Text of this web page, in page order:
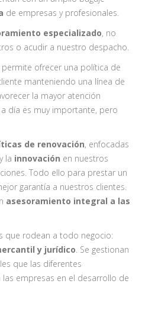
de empresas y profesionales.
especializado, no
o acudir a nuestro despacho.
ofrecer una política de
manteniendo una línea de
la mayor atención
día es muy importante, pero
de renovación, enfocadas
la innovación en nuestros
Todo ello para prestar un
garantía a nuestros clientes.
asesoramiento integral a las
que rodean a todo negocio:
y jurídico. Se gestionan
que las diferentes
empresas en el desarrollo de